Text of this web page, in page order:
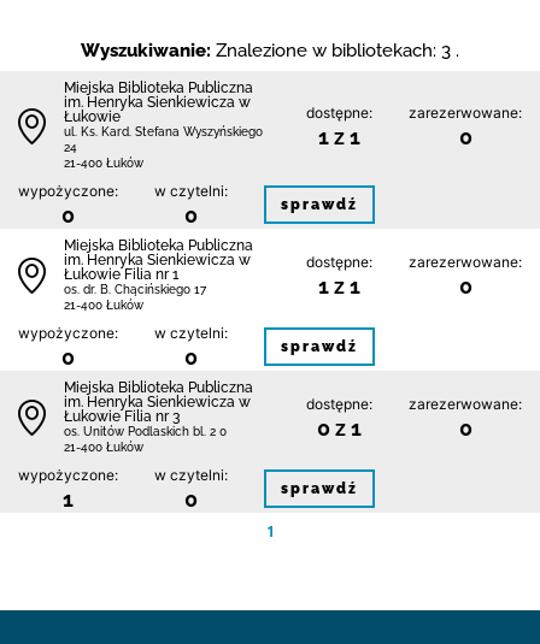
Wyszukiwanie: Znalezione w bibliotekach: 3 .
Miejska Biblioteka Publiczna
im. Henryka Sienkiewicza w
Łukowie
ul. Ks. Kard. Stefana Wyszyńskiego
24
21-400 Łuków
dostępne:
1 z 1
zarezerwowane:
0
wypożyczone:
0
w czytelni:
0 sprawdź
Miejska Biblioteka Publiczna
im. Henryka Sienkiewicza w
Łukowie Filia nr 1
os. dr. B. Chącińskiego 17
21-400 Łuków
dostępne:
1 z 1
zarezerwowane:
0
wypożyczone:
0
w czytelni:
0 sprawdź
Miejska Biblioteka Publiczna
im. Henryka Sienkiewicza w
Łukowie Filia nr 3
os. Unitów Podlaskich bl. 2 0
21-400 Łuków
dostępne:
0 z 1
zarezerwowane:
0
wypożyczone:
1
w czytelni:
0 sprawdź
1